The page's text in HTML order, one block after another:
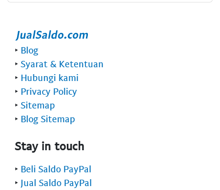
‣ Blog
‣ Syarat & Ketentuan
‣ Hubungi kami
‣ Privacy Policy
‣ Sitemap
‣ Blog Sitemap
Stay in touch
‣ Beli Saldo PayPal
‣ Jual Saldo PayPal